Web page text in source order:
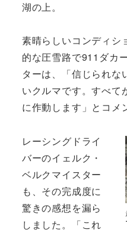
湖の上。
素晴らしいコンディシ
的な圧雪路で911ダカ
ターは、「信じられな
いクルマです。すべて
に作動します」とコメ
レーシングドライ
バーのイェルク・
ベルクマイスター
も、その完成度に
驚きの感想を漏ら
しました。「これ